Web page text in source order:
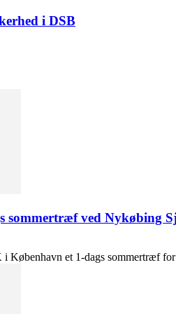
i DSB
sommertræf ved Nykøbing
København et 1-dags sommertræf